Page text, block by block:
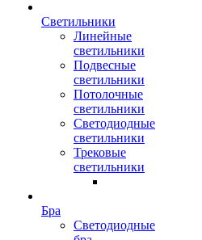
Светильники
Линейные
светильники
Подвесные
светильники
Потолочные
светильники
Светодиодные
светильники
Трековые
светильники
Бра
Светодиодные